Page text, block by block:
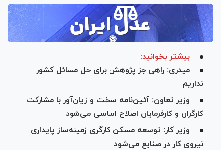
بیشتر بخوانید:
میدری: راهی جز پژوهش برای حل مسائل کشور
نداریم
وزیر تعاون: آئین‌نامه سخت و زیان‌آور با مشارکت
کارگران و کارفرمایان اصلاح اساسی می‌شود
وزیر کار: توسعه مسکن کارگری زمینه‌ساز پایداری
نیروی کار در صنایع می‌شود